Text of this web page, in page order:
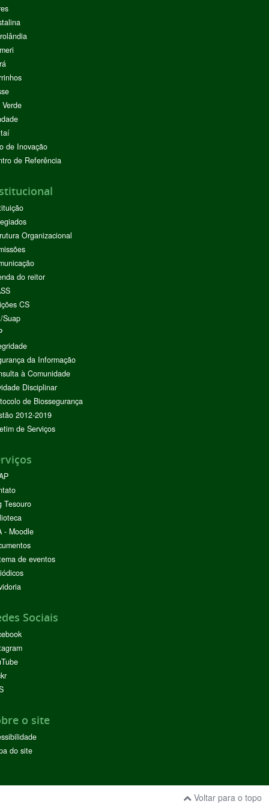
de Inovação
de Referência
Organizacional
do reitor
CS
Suap
da Informação
à Comunidade
Disciplinar
de Biossegurança
2012-2019
de Serviços
Tesouro
- Moodle
de eventos
Sociais
o site
do site
Voltar para o topo